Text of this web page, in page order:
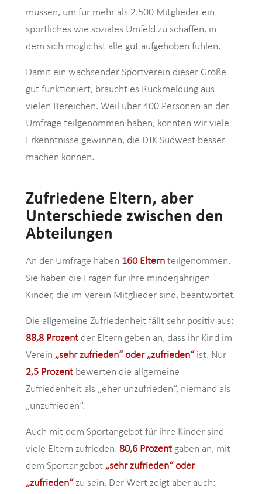
müssen, um für mehr als 2.500 Mitglieder ein
sportliches wie soziales Umfeld zu schaffen, in
dem sich möglichst alle gut aufgehoben fühlen.
Damit ein wachsender Sportverein dieser Größe
gut funktioniert, braucht es Rückmeldung aus
vielen Bereichen. Weil über 400 Personen an der
Umfrage teilgenommen haben, konnten wir viele
Erkenntnisse gewinnen, die DJK Südwest besser
machen können.
Zufriedene Eltern, aber
Unterschiede zwischen den
Abteilungen
An der Umfrage haben 160 Elternteilgenommen.
Sie haben die Fragen für ihre minderjährigen
Kinder, die im Verein Mitglieder sind, beantwortet.
Die allgemeine Zufriedenheit fällt sehr positiv aus:
88,8 Prozentder Eltern geben an, dass ihr Kind im
Verein „sehr zufrieden“ oder „zufrieden“ist. Nur
2,5 Prozentbewerten die allgemeine
Zufriedenheit als „eher unzufrieden“, niemand als
„unzufrieden“.
Auch mit dem Sportangebot für ihre Kinder sind
viele Eltern zufrieden. 80,6 Prozentgaben an, mit
dem Sportangebot „sehr zufrieden“ oder
„zufrieden“ zu sein. Der Wert zeigt aber auch: